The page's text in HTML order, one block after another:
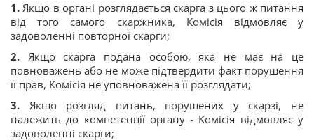
1.Якщо в органі розглядається скарга з цього ж питання
від того самого скаржника, Комісія відмовляє у
задоволенні повторної скарги;
2. Якщо скарга подана особою, яка не має на це
повноважень або не може підтвердити факт порушення
її прав, Комісія не уповноважена її розглядати;
3. Якщо розгляд питань, порушених у скарзі, не
належить до компетенції органу - Комісія відмовляє у
задоволенні скарги;